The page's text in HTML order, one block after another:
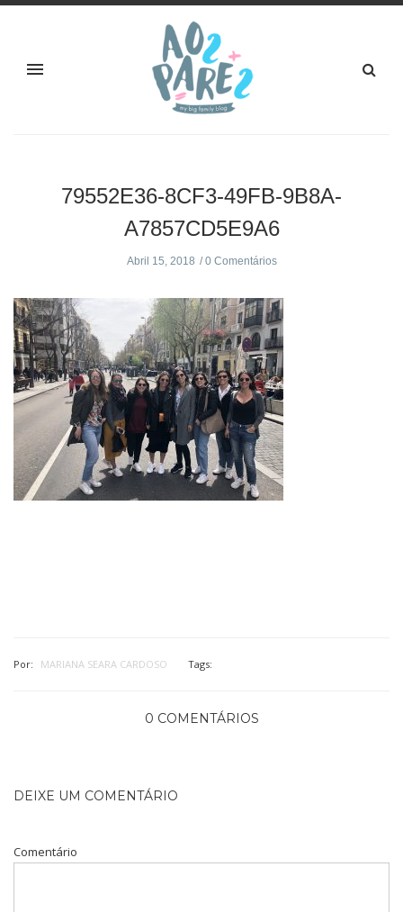
79552E36-8CF3-49FB-9B8A-
A7857CD5E9A6
Abril 15, 2018 0 Comentários
Por: MARIANA SEARA CARDOSO Tags:
0 COMENTÁRIOS
DEIXE UM COMENTÁRIO
Comentário